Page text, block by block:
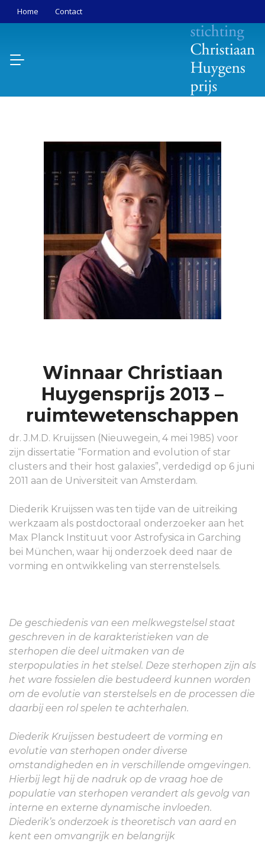
Home Contact
Winnaar Christiaan
Huygensprijs 2013 –
ruimtewetenschappen
dr. J.M.D. Kruijssen (Nieuwegein, 4 mei 1985) voor
zijn dissertatie “Formation and evolution of star
clusters and their host galaxies”, verdedigd op 6 juni
2011 aan de Universiteit van Amsterdam.
Diederik Kruijssen was ten tijde van de uitreiking
werkzaam als postdoctoraal onderzoeker aan het
Max Planck Instituut voor Astrofysica in Garching
bei München, waar hij onderzoek deed naar de
vorming en ontwikkeling van sterrenstelsels.
De geschiedenis van een melkwegstelsel staat
geschreven in de karakteristieken van de
sterhopen die deel uitmaken van de
sterpopulaties in het stelsel. Deze sterhopen zijn als
het ware fossielen die bestudeerd kunnen worden
om de evolutie van sterstelsels en de processen die
daarbij een rol spelen te achterhalen.
Diederik Kruijssen bestudeert de vorming en
evolutie van sterhopen onder diverse
omstandigheden en in verschillende omgevingen.
Hierbij legt hij de nadruk op de vraag hoe de
populatie van sterhopen verandert als gevolg van
interne en externe dynamische invloeden.
Diederik’s onderzoek is theoretisch van aard en
kent een omvangrijk en belangrijk